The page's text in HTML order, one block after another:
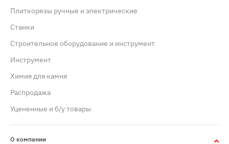
Плиткорезы ручные и электрические
Станки
Строительное оборудование и инструмент
Инструмент
Химия для камня
Распродажа
Уцененные и б/у товары
О компании